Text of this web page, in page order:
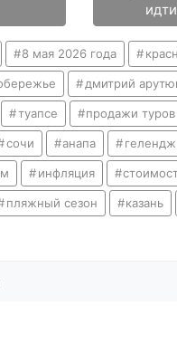
идти
8 мая 2026 года
дмитрий
туапсе продажи туров
сочи анапа
инфляция
пляжный сезон казань